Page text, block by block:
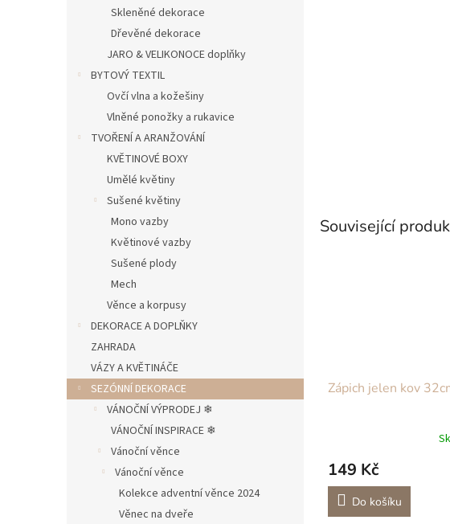
Skleněné dekorace
Dřevěné dekorace
JARO & VELIKONOCE doplňky
BYTOVÝ TEXTIL
Ovčí vlna a kožešiny
Vlněné ponožky a rukavice
TVOŘENÍ A ARANŽOVÁNÍ
KVĚTINOVÉ BOXY
Umělé květiny
Sušené květiny
Mono vazby
Květinové vazby
Sušené plody
Mech
Věnce a korpusy
DEKORACE A DOPLŇKY
ZAHRADA
VÁZY A KVĚTINÁČE
SEZÓNNÍ DEKORACE
VÁNOČNÍ VÝPRODEJ ❄︎︎
VÁNOČNÍ INSPIRACE ❄︎︎
Vánoční věnce
Vánoční věnce
Kolekce adventní věnce 2024
Věnec na dveře
Související
Zápich jelen kov
149 Kč
Do košíku